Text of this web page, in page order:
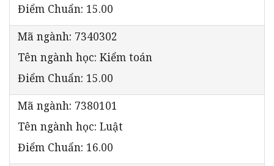
Điểm Chuẩn: 15.00
Mã ngành: 7340302
Tên ngành học: Kiểm toán
Điểm Chuẩn: 15.00
Mã ngành: 7380101
Tên ngành học: Luật
Điểm Chuẩn: 16.00